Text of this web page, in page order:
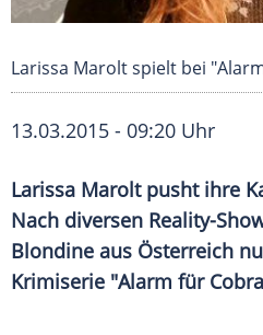
Larissa Marolt spielt bei
13.03.2015 - 09:20 Uhr
Larissa Marolt pusht ihre
Nach diversen Reality-
Blondine aus Österreich
Krimiserie "Alarm für